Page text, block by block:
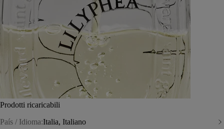
Prodotti ricaricabili
País / Idioma:Italia, Italiano